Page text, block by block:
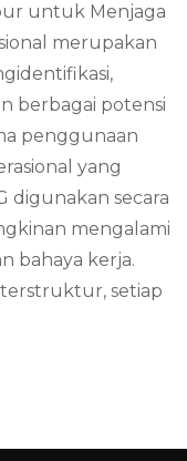
Risiko
Alat
untuk Menjaga
merupakan
berbagai potensi
penggunaan
yang
digunakan secara
mengalami
bahaya kerja.
setiap